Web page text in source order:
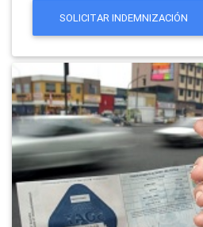
SOLICITAR INDEMNIZACIÓN